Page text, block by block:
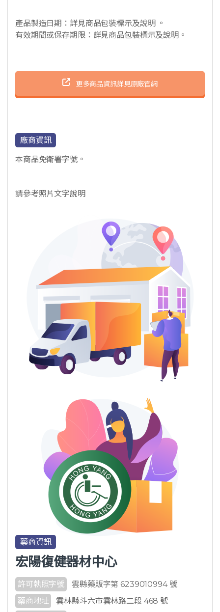
產品製造日期：詳見商品包裝標示及說明 。
有效期間或保存期限：詳見商品包裝標示及說明。
更多商品資訊詳見原廠官網
廠商資訊
本商品免衛署字號。
請參考照片文字說明
藥商資訊
宏陽復健器材中心
許可執照字號
雲縣藥販字第 6239010994 號
藥商地址
雲林縣斗六市雲林路二段 468 號